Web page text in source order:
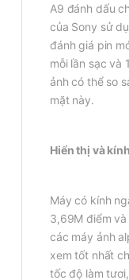
A9 đánh dấu
của Sony sử
đánh giá pin
mỗi lần sạc và
ảnh có thể so
mặt này.
Hiển thị và
Máy có kính
3,69M điểm
các máy ảnh
xem tốt nhất
tốc độ làm